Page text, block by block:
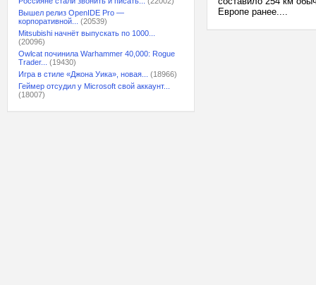
Вышел релиз OpenIDE Pro —
корпоративной...
(20539)
Mitsubishi начнёт выпускать по 1000...
(20096)
Owlcat починила Warhammer 40,000: Rogue
Trader...
(19430)
Игра в стиле «Джона Уика», новая...
(18966)
Геймер отсудил у Microsoft свой аккаунт...
(18007)
Европе ранее....